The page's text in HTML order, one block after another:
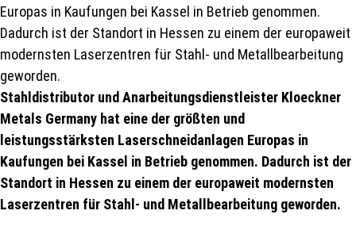
Europas in Kaufungen bei Kassel in Betrieb genommen.
Dadurch ist der Standort in Hessen zu einem der europaweit
modernsten Laserzentren für Stahl- und Metallbearbeitung
geworden.
Stahldistributor und Anarbeitungsdienstleister Kloeckner
Metals Germany hat eine der größten und
leistungsstärksten Laserschneidanlagen Europas in
Kaufungen bei Kassel in Betrieb genommen. Dadurch ist der
Standort in Hessen zu einem der europaweit modernsten
Laserzentren für Stahl- und Metallbearbeitung geworden.